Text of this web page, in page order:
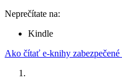
Neprečítate na:
Kindle
Ako čítať e-knihy